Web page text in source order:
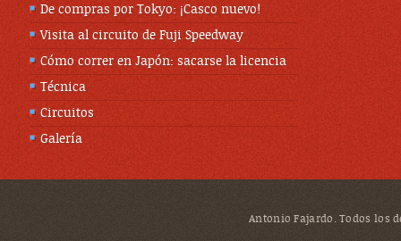
De compras por Tokyo: ¡Casco nuevo!
Visita al circuito de Fuji Speedway
Cómo correr en Japón: sacarse la licencia
Técnica
Circuitos
Galería
Antonio Fajardo. Todos los